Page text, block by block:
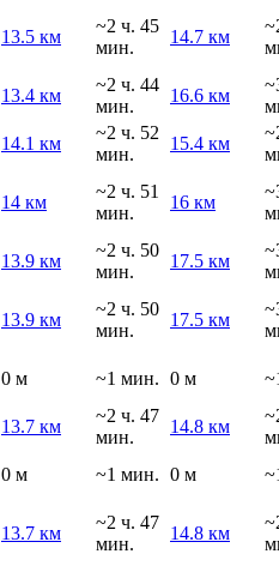
13.5 км
~2 ч. 45
мин.
14.7 км
13.4 км
~2 ч. 44
мин.
16.6 км
14.1 км
~2 ч. 52
мин.
15.4 км
14 км
~2 ч. 51
мин.
16 км
13.9 км
~2 ч. 50
мин.
17.5 км
13.9 км
~2 ч. 50
мин.
17.5 км
0 м ~1 мин. 0 м
13.7 км
~2 ч. 47
мин.
14.8 км
0 м ~1 мин. 0 м
13.7 км
~2 ч. 47
мин.
14.8 км